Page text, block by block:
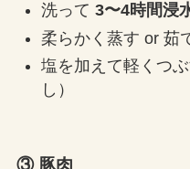
洗って 3〜4時間浸
柔らかく蒸す or 茹
塩を加えて軽くつ
し）
③ 豚肉